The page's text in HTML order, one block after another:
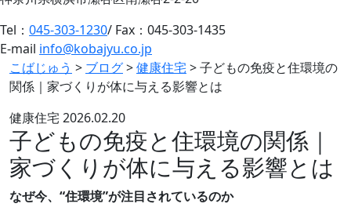
Tel： 045-303-1230/ Fax：045-303-1435
E-mail info@kobajyu.co.jp
こばじゅう > ブログ>健康住宅 >子どもの免疫と住環境の
関係｜家づくりが体に与える影響とは
健康住宅 2026.02.20
子どもの免疫と住環境の関係｜
家づくりが体に与える影響とは
なぜ今、“住環境”が注目されているのか